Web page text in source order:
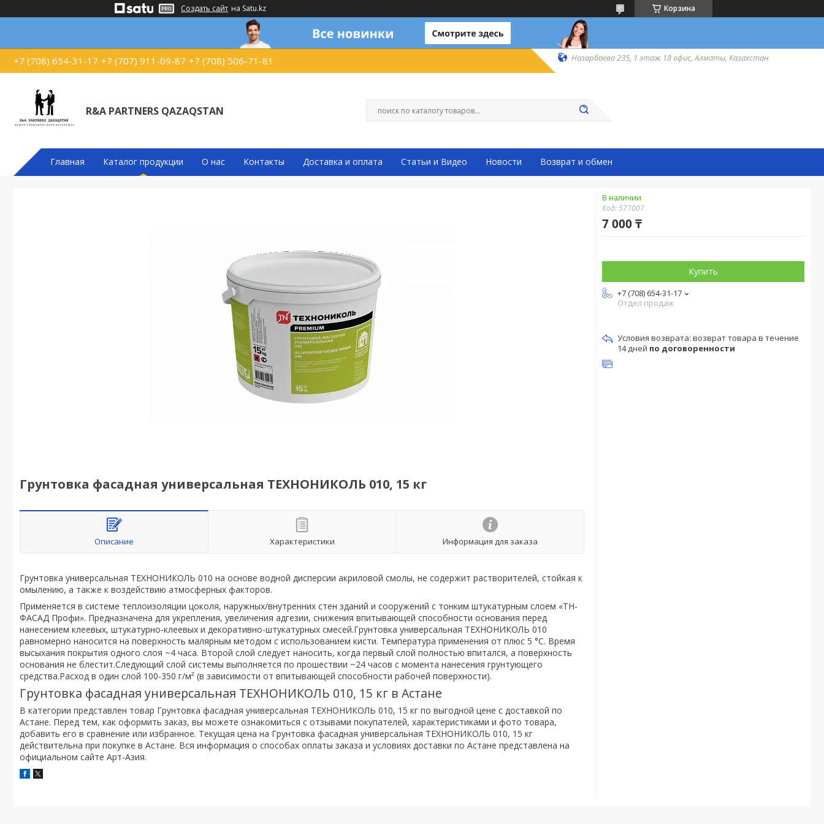
Создать сайт на Satu.kz Корзина
+7 (708) 654-31-17 +7 (707) 911-09-87 +7 (708) 506-71-81 Назарбаева 235, 1 этаж 18 офис, Алматы, Казахстан
R&A PARTNERS QAZAQSTAN
Главная Каталог продукции О нас Контакты Доставка и оплата Статьи и Видео Новости Возврат и обмен
Грунтовка фасадная универсальная ТЕХНОНИКОЛЬ 010, 15 кг
Описание Характеристики Информация для заказа
Грунтовка универсальная ТЕХНОНИКОЛЬ 010 на основе водной дисперсии акриловой смолы, не содержит растворителей, стойкая к
омылению, а также к воздействию атмосферных факторов.
Применяется в системе теплоизоляции цоколя, наружных/внутренних стен зданий и сооружений с тонким штукатурным слоем «ТН-
ФАСАД Профи». Предназначена для укрепления, увеличения адгезии, снижения впитывающей способности основания перед
нанесением клеевых, штукатурно-клеевых и декоративно-штукатурных смесей.Грунтовка универсальная ТЕХНОНИКОЛЬ 010
равномерно наносится на поверхность малярным методом с использованием кисти. Температура применения от плюс 5 °С. Время
высыхания покрытия одного слоя ~4 часа. Второй слой следует наносить, когда первый слой полностью впитался, а поверхность
основания не блестит.Следующий слой системы выполняется по прошествии ~24 часов с момента нанесения грунтующего
средства.Расход в один слой 100-350 г/м² (в зависимости от впитывающей способности рабочей поверхности).
Грунтовка фасадная универсальная ТЕХНОНИКОЛЬ 010, 15 кг в Астане
В категории представлен товар Грунтовка фасадная универсальная ТЕХНОНИКОЛЬ 010, 15 кг по выгодной цене с доставкой по
Астане. Перед тем, как оформить заказ, вы можете ознакомиться с отзывами покупателей, характеристиками и фото товара,
добавить его в сравнение или избранное. Текущая цена на Грунтовка фасадная универсальная ТЕХНОНИКОЛЬ 010, 15 кг
действительна при покупке в Астане. Вся информация о способах оплаты заказа и условиях доставки по Астане представлена на
официальном сайте Арт-Азия.
В наличии
Код:577007
7 000 ₸
Купить
+7 (708) 654-31-17
Отдел продаж
возврат товара в течение
14 дней по договоренности